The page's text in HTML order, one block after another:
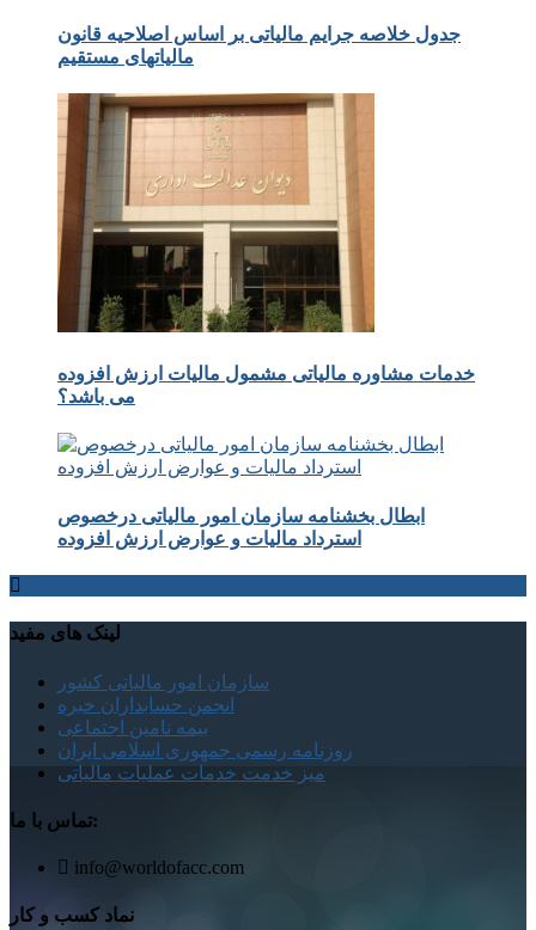
جدول خلاصه جرایم مالیاتی بر اساس اصلاحیه قانون
مالیاتهای مستقیم
خدمات مشاوره مالیاتی مشمول مالیات ارزش افزوده
می باشد؟
ابطال بخشنامه سازمان امور مالیاتی درخصوص
استرداد مالیات و عوارض ارزش افزوده
لینک های مفید
سازمان امور مالیاتی کشور
انجمن حسابداران خبره
بیمه تامین اجتماعی
روزنامه رسمی جمهوری اسلامی ایران
میز خدمت خدمات عملیات مالیاتی
تماس با ما:
info@worldofacc.com
نماد کسب و کار